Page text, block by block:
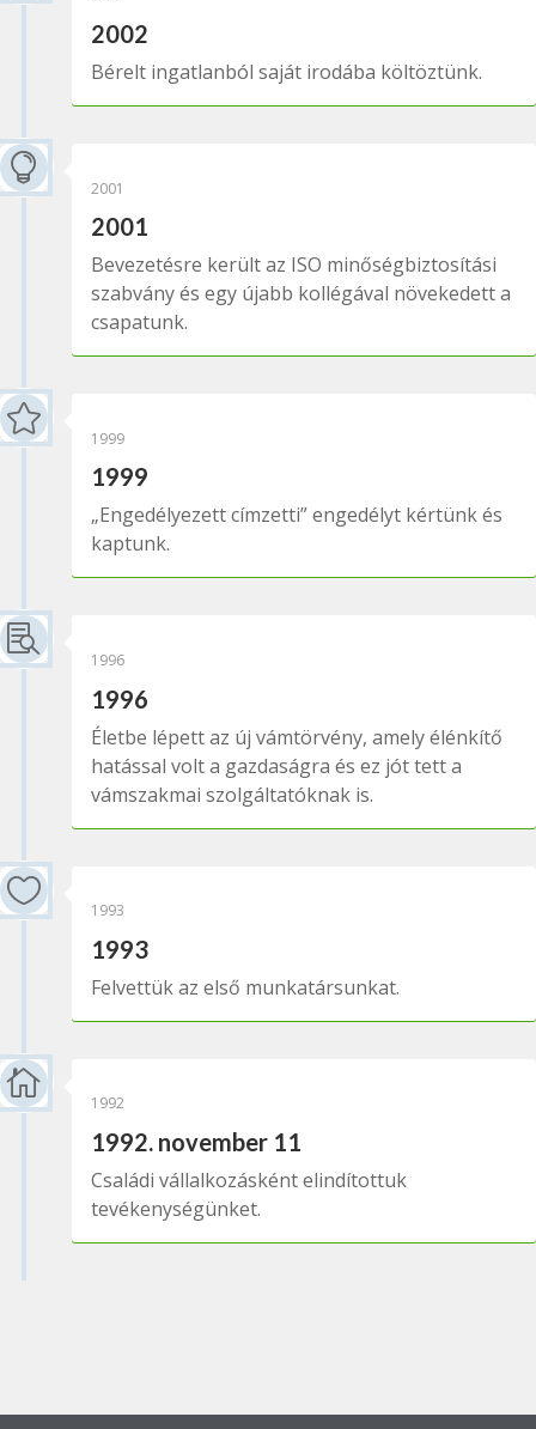
2002
Bérelt ingatlanból saját irodába költöztünk.

2001
2001
Bevezetésre került az ISO minőségbiztosítási
szabvány és egy újabb kollégával növekedett a
csapatunk.

1999
1999
„Engedélyezett címzetti” engedélyt kértünk és
kaptunk.

1996
1996
Életbe lépett az új vámtörvény, amely élénkítő
hatással volt a gazdaságra és ez jót tett a
vámszakmai szolgáltatóknak is.

1993
1993
Felvettük az első munkatársunkat.

1992
1992. november 11
Családi vállalkozásként elindítottuk
tevékenységünket.